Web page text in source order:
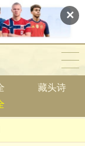
✕
藏头诗